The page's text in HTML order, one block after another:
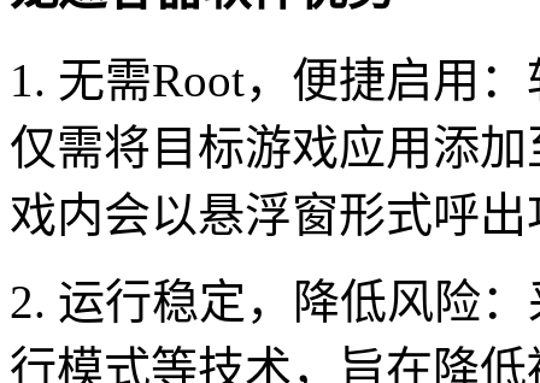
1. 无需Root，便捷启用
仅需将目标游戏应用添
戏内会以悬浮窗形式呼
2. 运行稳定，降低风险
行模式等技术，旨在降